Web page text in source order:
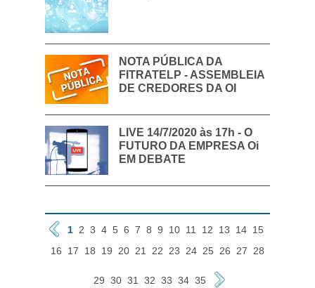
NOTA PÚBLICA DA
FITRATELP - ASSEMBLEIA
DE CREDORES DA OI
LIVE 14/7/2020 às 17h - O
FUTURO DA EMPRESA Oi
EM DEBATE
1 2 3 4 5 6 7 8 9 10 11 12 13 14 15
16
17 18 19 20 21 22 23 24 25 26 27 28
29 30 31 32 33 34 35